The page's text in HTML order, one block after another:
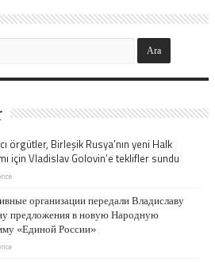
örgütler, Birleşik Rusya’nın yeni Halk
için Vladislav Golovin’e teklifler sundu
организации передали Владиславу
предложения в новую Народную
«Единой России»